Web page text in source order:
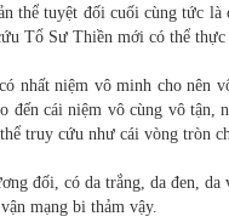
thể tuyệt đối cuối cùng tức
Tổ Sư Thiền mới có thể
nhất niệm vô minh cho nên
đến cái niệm vô cùng vô tận,
truy cứu như cái vòng tròn
đối, có da trắng, da đen,
mạng bi thảm vậy.